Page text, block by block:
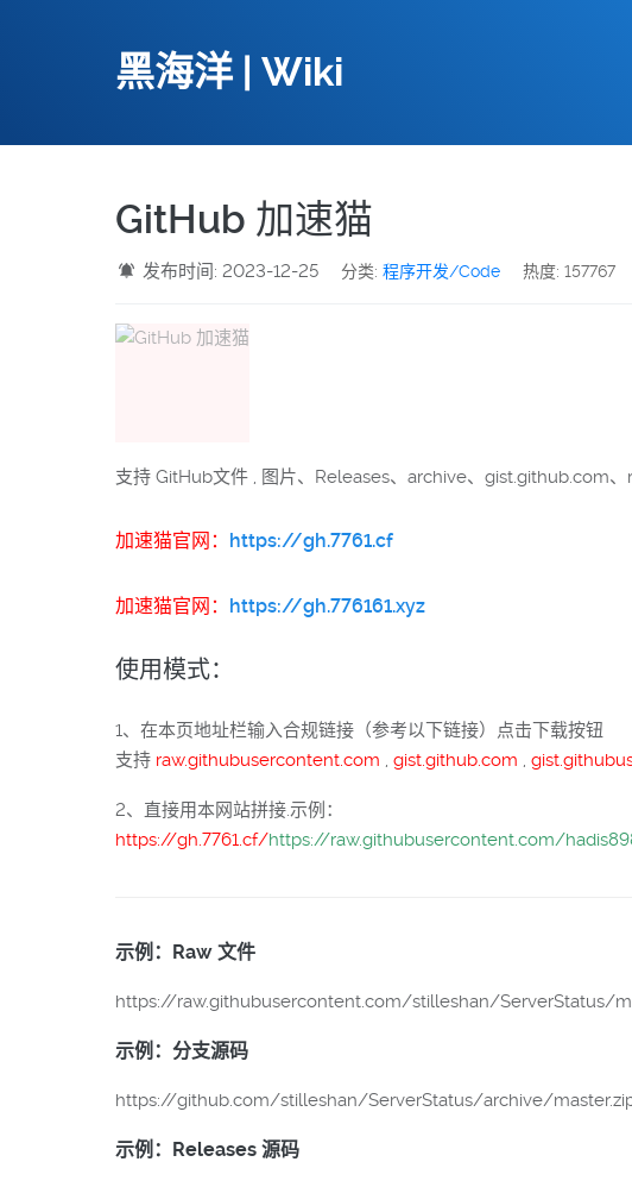
黑海洋 | Wiki
GitHub 加速猫
发布时间: 2023-12-25 分类:程序开发/Code 热度: 157767
支持 GitHub文件 , 图片、Releases、archive、gist.github.com
加速猫官网： https://gh.7761.cf
加速猫官网： https://gh.776161.xyz
使用模式：
1、在本页地址栏输入合规链接（参考以下链接）点击下载按钮
支持 raw.githubusercontent.com , gist.github.com ,
2、直接用本网站拼接.示例：
https://gh.7761.cf/https://raw.githubusercontent.com/
示例：Raw 文件
https://raw.githubusercontent.com/stilleshan/ServerStatus/
示例：分支源码
https://github.com/stilleshan/ServerStatus/archive/
示例：Releases 源码